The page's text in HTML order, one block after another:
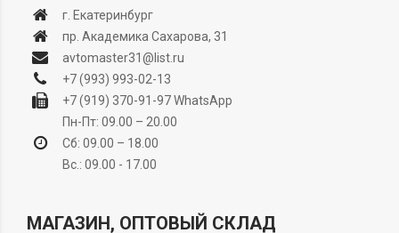
г. Екатеринбург
пр. Академика Сахарова, 31
avtomaster31@list.ru
+7 (993) 993-02-13
+7 (919) 370-91-97WhatsApp
Пн-Пт: 09.00 – 20.00
Сб: 09.00 – 18.00
Вс.: 09.00 - 17.00
МАГАЗИН, ОПТОВЫЙ СКЛАД